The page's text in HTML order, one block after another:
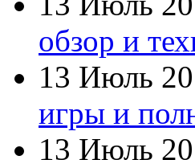
Flyper
Foxconn
Fujitsu
G-cube
обзор и
13 Июль
игры и
13 Июль